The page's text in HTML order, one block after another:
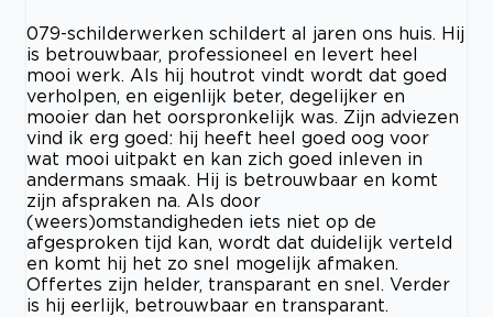
079-schilderwerken schildert al jaren ons huis. Hij
is betrouwbaar, professioneel en levert heel
mooi werk. Als hij houtrot vindt wordt dat goed
verholpen, en eigenlijk beter, degelijker en
mooier dan het oorspronkelijk was. Zijn adviezen
vind ik erg goed: hij heeft heel goed oog voor
wat mooi uitpakt en kan zich goed inleven in
andermans smaak. Hij is betrouwbaar en komt
zijn afspraken na. Als door
(weers)omstandigheden iets niet op de
afgesproken tijd kan, wordt dat duidelijk verteld
en komt hij het zo snel mogelijk afmaken.
Offertes zijn helder, transparant en snel. Verder
is hij eerlijk, betrouwbaar en transparant.